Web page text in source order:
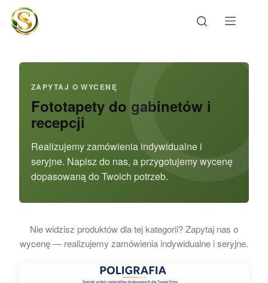
Przejdź
treści
ZAPYTAJ O WYCENĘ
Fototapety do gabinetów i
recepcji
Realizujemy zamówienia indywidualne i
seryjne. Napisz do nas, a przygotujemy wycenę
dopasowaną do Twoich potrzeb.
Nie widzisz produktów dla tej kategorii? Zapytaj nas o
wycenę — realizujemy zamówienia indywidualne i seryjne.